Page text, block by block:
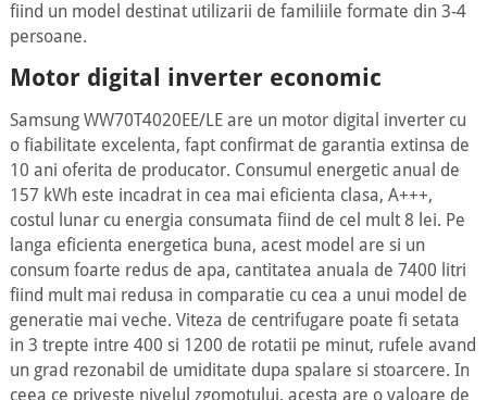
fiind un model destinat utilizarii de familiile formate din 3-4
persoane.
Motor digital inverter economic
Samsung WW70T4020EE/LE are un motor digital inverter cu
o fiabilitate excelenta, fapt confirmat de garantia extinsa de
10 ani oferita de producator. Consumul energetic anual de
157 kWh este incadrat in cea mai eficienta clasa, A+++,
costul lunar cu energia consumata fiind de cel mult 8 lei. Pe
langa eficienta energetica buna, acest model are si un
consum foarte redus de apa, cantitatea anuala de 7400 litri
fiind mult mai redusa in comparatie cu cea a unui model de
generatie mai veche. Viteza de centrifugare poate fi setata
in 3 trepte intre 400 si 1200 de rotatii pe minut, rufele avand
un grad rezonabil de umiditate dupa spalare si stoarcere. In
ceea ce priveste nivelul zgomotului, acesta are o valoare de